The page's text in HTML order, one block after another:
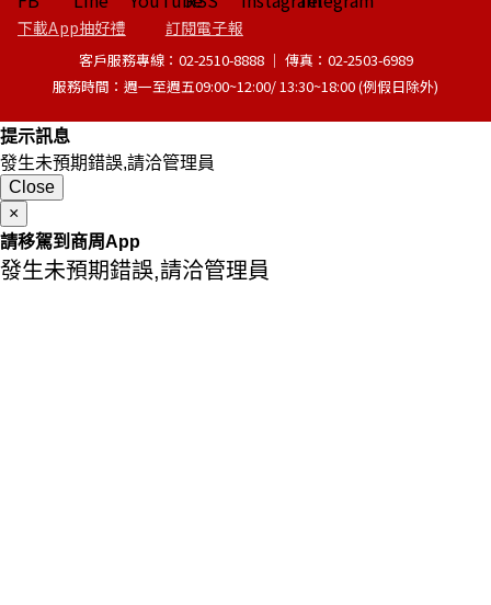
下載App抽好禮 訂閱電子報
客戶服務專線：02-2510-8888 │ 傳真：02-2503-6989
服務時間：週一至週五09:00~12:00/ 13:30~18:00 (例假日除外)
提示訊息
發生未預期錯誤,請洽管理員
Close
×
請移駕到商周App
發生未預期錯誤,請洽管理員